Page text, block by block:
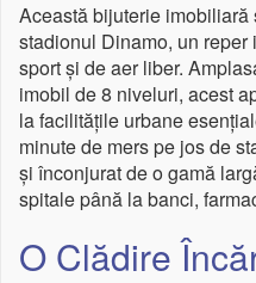
Această bijuterie
stadionul Dinamo, un
sport și de aer liber.
imobil de 8 niveluri, acest
la facilitățile urbane
minute de mers pe jos de
și înconjurat de o gamă
spitale până la banci,
O Clădire